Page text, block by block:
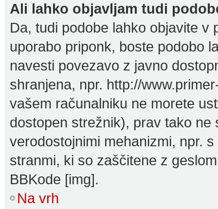
Ali lahko objavljam tudi
Da, tudi podobe lahko objavite v
uporabo priponk, boste podobo
navesti povezavo z javno
shranjena, npr. http://
vašem računalniku ne morete
dostopen strežnik), prav tako ne
verodostojnimi mehanizmi, npr.
stranmi, ki so zaščitene z
BBKode [img].
Na vrh